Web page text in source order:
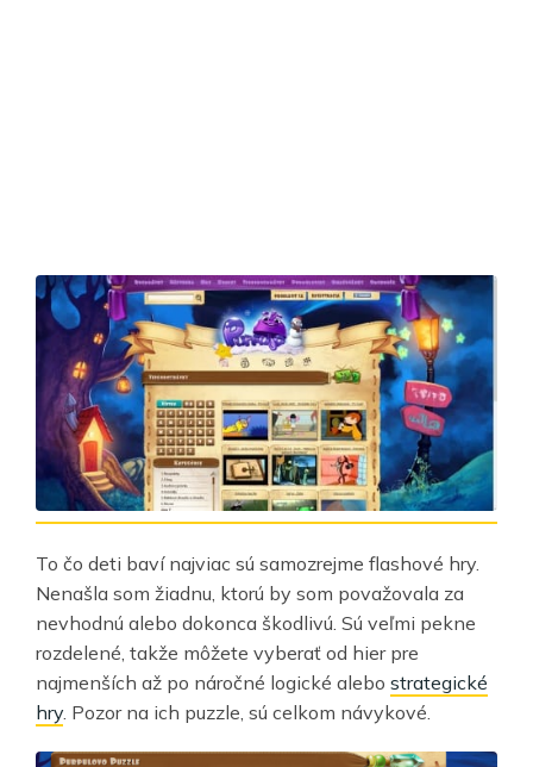
To čo deti baví najviac sú samozrejme flashové hry.
Nenašla som žiadnu, ktorú by som považovala za
nevhodnú alebo dokonca škodlivú. Sú veľmi pekne
rozdelené, takže môžete vyberať od hier pre
najmenších až po náročné logické alebo strategické
hry . Pozor na ich puzzle, sú celkom návykové.